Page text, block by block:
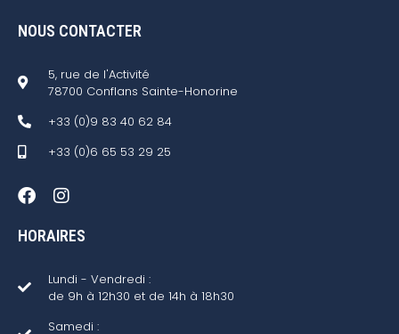
NOUS CONTACTER
5, rue de l'Activité
78700 Conflans Sainte-Honorine
+33 (0)9 83 40 62 84
+33 (0)6 65 53 29 25
HORAIRES
Lundi - Vendredi :
de 9h à 12h30 et de 14h à 18h30
Samedi :